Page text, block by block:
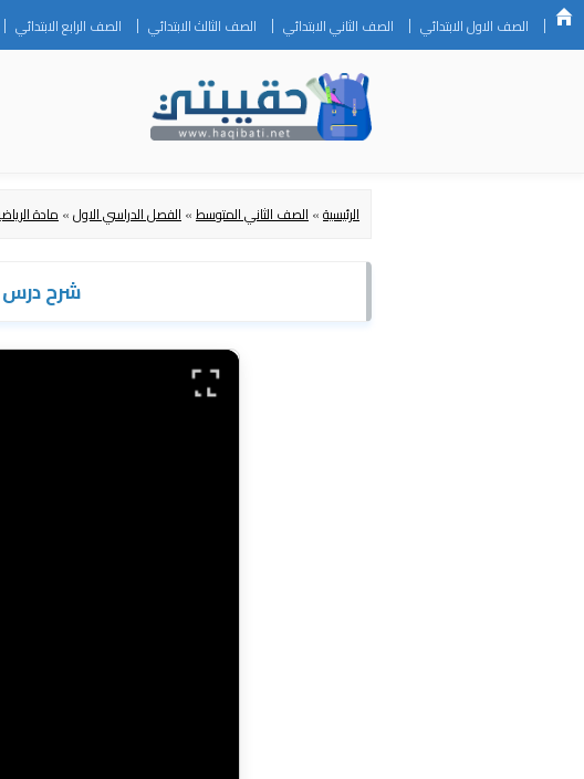
الصف الاول الابتدائي الصف الثاني الابتدائي الصف الثالث الابتدائي الصف الرابع الابتدائي
الرئيسية»الصف الثاني المتوسط»الفصل الدراسي الاول»مادة
شرح درس الجذور